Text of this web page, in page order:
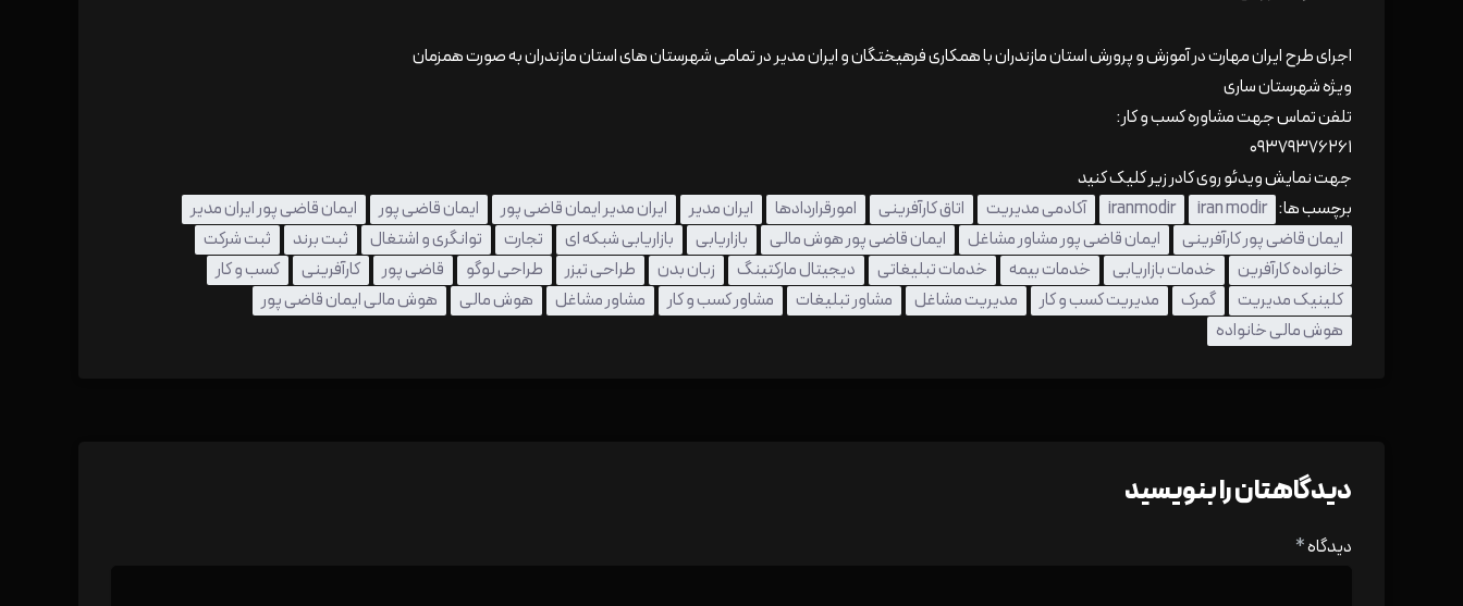
اجرای طرح ایران مهارت در آموزش و پرورش استان مازندران با همکاری فرهیختگان و ایران مدیر در تمامی شهرستان های استان مازندران به صورت همزمان
ویژه شهرستان ساری
تلفن تماس جهت مشاوره کسب و کار:
۰۹۳۷۹۳۷۶۲۶۱
جهت نمایش ویدئو روی کادر زیر کلیک کنید
برچسب ها: iran modir
iranmodir آکادمی مدیریت اتاق کارآفرینی امورقراردادها ایران مدیر ایران مدیر ایمان قاضی پور ایمان قاضی پور
ایمان قاضی پور ایران مدیر
ایمان قاضی پور کارآفرینی
ایمان قاضی پور مشاور مشاغل ایمان قاضی پور هوش مالی بازاریابی بازاریابی شبکه ای تجارت توانگری و اشتغال ثبت برند
ثبت شرکت
خانواده کارآفرین
خدمات بازاریابی خدمات بیمه خدمات تبلیغاتی دیجیتال مارکتینگ زبان بدن طراحی تیزر طراحی لوگو قاضی پور کارآفرینی
کسب و کار
کلینیک مدیریت
گمرک مدیریت کسب و کار مدیریت مشاغل مشاور تبلیغات مشاور کسب و کار مشاور مشاغل هوش مالی
هوش مالی ایمان قاضی پور
هوش مالی خانواده
دیدگاهتان را بنویسید
دیدگاه*